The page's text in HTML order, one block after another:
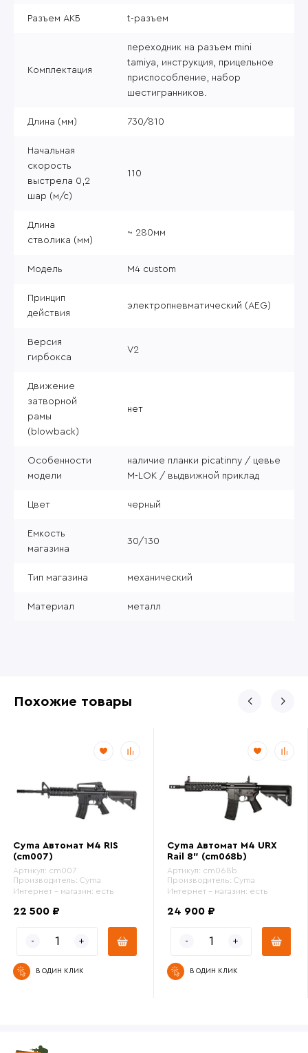
Разъем АКБ t-разъем
Комплектация
переходник на разъем mini
tamiya, инструкция, прицельное
приспособление, набор
шестигранников.
Длина (мм) 730/810
Начальная
скорость
выстрела 0,2
шар (м/с)
110
Длина
стволика (мм)
~ 280мм
Модель M4 custom
Принцип
действия
электропневматический (AEG)
Версия
гирбокса
V2
Движение
затворной
рамы
(blowback)
нет
Особенности
модели
наличие планки picatinny / цевье
M-LOK / выдвижной приклад
Цвет черный
Емкость
магазина
30/130
Тип магазина механический
Материал металл
Похожие товары
Cyma Автомат M4 RIS
(cm007)
Артикул: cm007
Производитель: Cyma
Интернет - магазин: есть
22 500 ₽
В ОДИН КЛИК
Cyma Автомат M4 URX
Rail 8" (cm068b)
Артикул: cm068b
Производитель: Cyma
Интернет - магазин: есть
24 900 ₽
В ОДИН КЛИК